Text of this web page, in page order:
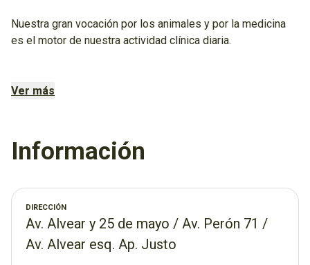
Nuestra gran vocación por los animales y por la medicina
es el motor de nuestra actividad clínica diaria.
y especialización.
Para darle lo mejor a ellos, también contamos con
completo!
Visitanos en cualquiera de nustras sucursales.
Ver más
Información
DIRECCIÓN
Av. Alvear y 25 de mayo / Av. Perón 71 /
Av. Alvear esq. Ap. Justo